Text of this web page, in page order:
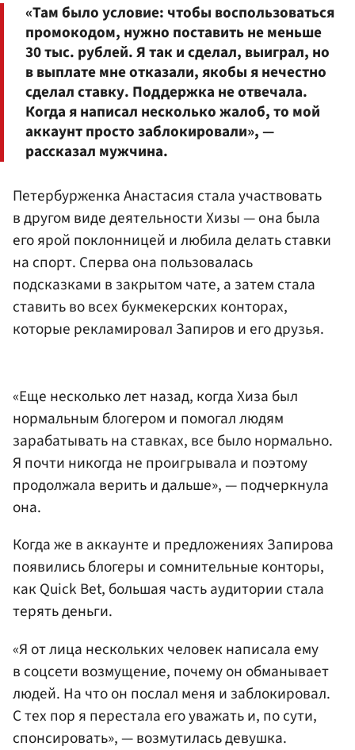
«Там было условие: чтобы воспользоваться
промокодом, нужно поставить не меньше
30 тыс. рублей. Я так и сделал, выиграл, но
в выплате мне отказали, якобы я нечестно
сделал ставку. Поддержка не отвечала.
Когда я написал несколько жалоб, то мой
аккаунт просто заблокировали», —
рассказал мужчина.
Петербурженка Анастасия стала участвовать
в другом виде деятельности Хизы — она была
его ярой поклонницей и любила делать ставки
на спорт. Сперва она пользовалась
подсказками в закрытом чате, а затем стала
ставить во всех букмекерских конторах,
которые рекламировал Запиров и его друзья.
«Еще несколько лет назад, когда Хиза был
нормальным блогером и помогал людям
зарабатывать на ставках, все было нормально.
Я почти никогда не проигрывала и поэтому
продолжала верить и дальше», — подчеркнула
она.
Когда же в аккаунте и предложениях Запирова
появились блогеры и сомнительные конторы,
как Quick Bet, большая часть аудитории стала
терять деньги.
«Я от лица нескольких человек написала ему
в соцсети возмущение, почему он обманывает
людей. На что он послал меня и заблокировал.
С тех пор я перестала его уважать и, по сути,
спонсировать», — возмутилась девушка.